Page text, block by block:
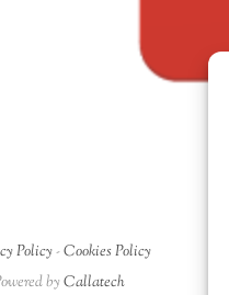
Policy-Cookies Policy
byCallatech